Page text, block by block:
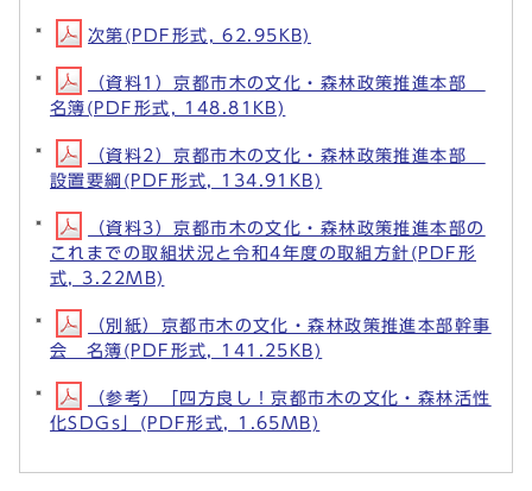
次第(PDF形式, 62.95KB)
（資料1）京都市木の文化・森林政策推進本部
名簿(PDF形式, 148.81KB)
（資料2）京都市木の文化・森林政策推進本部
設置要綱(PDF形式, 134.91KB)
（資料3）京都市木の文化・森林政策推進本部の
これまでの取組状況と令和4年度の取組方針(PDF形
式, 3.22MB)
（別紙）京都市木の文化・森林政策推進本部幹事
会 名簿(PDF形式, 141.25KB)
（参考）「四方良し！京都市木の文化・森林活性
化SDGs」(PDF形式, 1.65MB)